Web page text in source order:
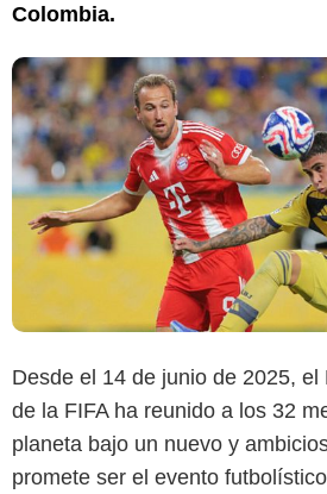
Colombia.
Desde el 14 de junio de 2025,
de la FIFA ha reunido a los 32
planeta bajo un nuevo y
promete ser el evento